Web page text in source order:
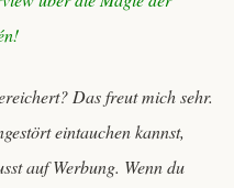
Das freut mich sehr.
eintauchen kannst,
auf Werbung. Wenn du